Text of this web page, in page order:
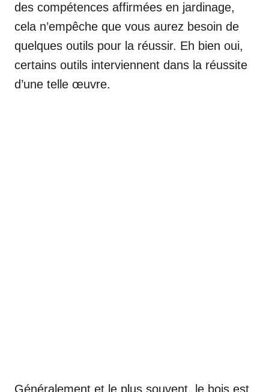
des compétences affirmées en jardinage,
cela n’empêche que vous aurez besoin de
quelques outils pour la réussir. Eh bien oui,
certains outils interviennent dans la réussite
d’une telle œuvre.
Généralement et le plus souvent, le bois est